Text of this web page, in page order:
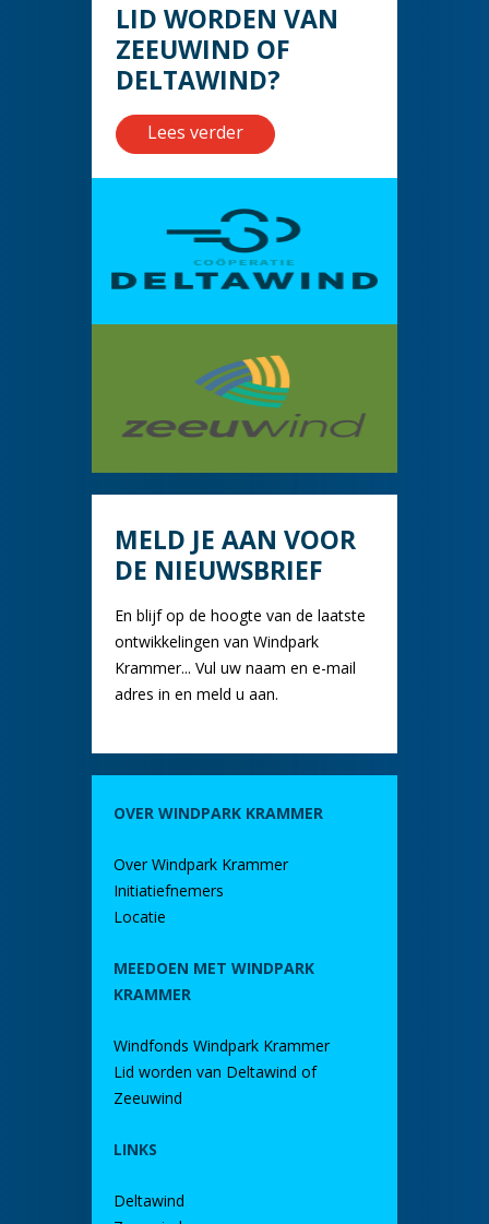
LID WORDEN VAN
ZEEUWIND OF
DELTAWIND?
Lees verder
MELD JE AAN VOOR
DE NIEUWSBRIEF
En blijf op de hoogte van de laatste
ontwikkelingen van Windpark
Krammer... Vul uw naam en e-mail
adres in en meld u aan.
OVER WINDPARK KRAMMER
Over Windpark Krammer
Initiatiefnemers
Locatie
MEEDOEN MET WINDPARK
KRAMMER
Windfonds Windpark Krammer
Lid worden van Deltawind of
Zeeuwind
LINKS
Deltawind